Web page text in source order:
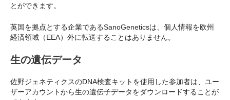
とができます。
英国を拠点とする企業であるSanoGeneticsは、個人情報を欧州
経済領域（EEA）外に転送することはありません。
生の遺伝データ
佐野ジェネティクスのDNA検査キットを使用した参加者は、ユー
ザーアカウントから生の遺伝子データをダウンロードすることが